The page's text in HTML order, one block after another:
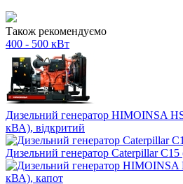
Також рекомендуємо
400 - 500 кВт
Дизельний генератор HIMOINSA
кВА), відкритий
Дизельний генератор Caterpillar